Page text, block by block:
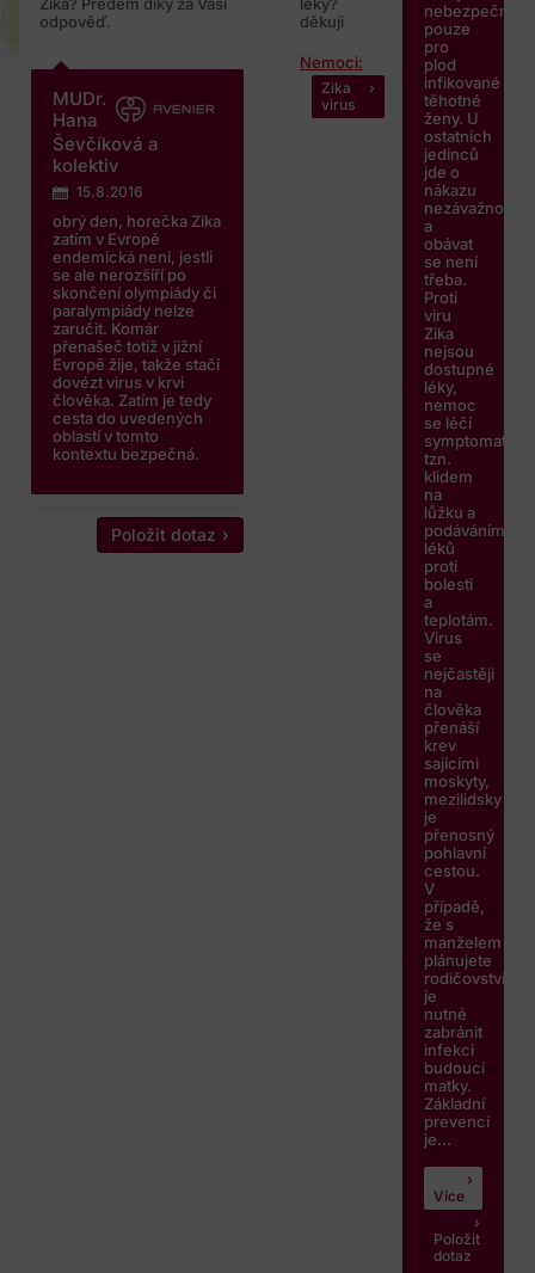
odpověď.
MUDr.
Hana
Ševčíková a
kolektiv
15.8.2016
obrý den, horečka Zika
zatím v Evropě
endemická není, jestli
se ale nerozšíří po
skončení olympiády či
paralympiády nelze
zaručit. Komár
přenašeč totiž v jižní
Evropě žije, takže stačí
dovézt virus v krvi
člověka. Zatím je tedy
cesta do uvedených
oblastí v tomto
kontextu bezpečná.
Položit dotaz
děkuji
Nemoci:
Zika
virus
nebezpečná
pouze
pro
plod
infikované
těhotné
ženy. U
ostatních
jedinců
jde o
nákazu
nezávažnou
a
obávat
se není
třeba.
Proti
viru
Zika
nejsou
dostupné
léky,
nemoc
se léčí
tzn.
klidem
na
lůžku a
podáváním
léků
proti
bolesti
a
teplotám.
Virus
se
nejčastěji
na
člověka
přenáší
krev
sajícími
moskyty,
mezilidsky
je
přenosný
pohlavní
cestou.
V
případě,
že s
manželem
plánujete
rodičovství,
je
nutné
zabránit
infekci
budoucí
matky.
Základní
prevencí
je...
Více
Položit
dotaz